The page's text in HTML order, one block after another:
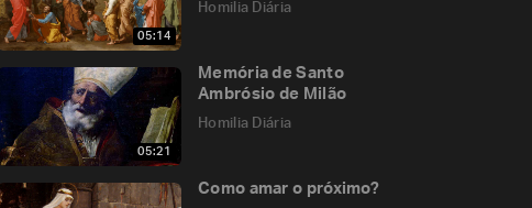
05:14
Homilia Diária
05:21
Memória de Santo
Ambrósio de Milão
Homilia Diária
Como amar o próximo?